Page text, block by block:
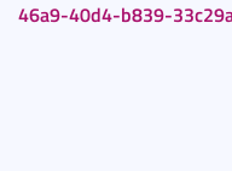
46a9-40d4-b839-